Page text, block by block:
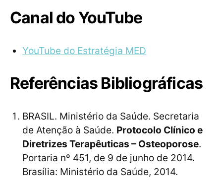
Canal do YouTube
YouTube do Estratégia MED
Referências Bibliográficas
BRASIL. Ministério da Saúde. Secretaria
de Atenção à Saúde. Protocolo Clínico e
Diretrizes Terapêuticas – Osteoporose.
Portaria nº 451, de 9 de junho de 2014.
Brasília: Ministério da Saúde, 2014.